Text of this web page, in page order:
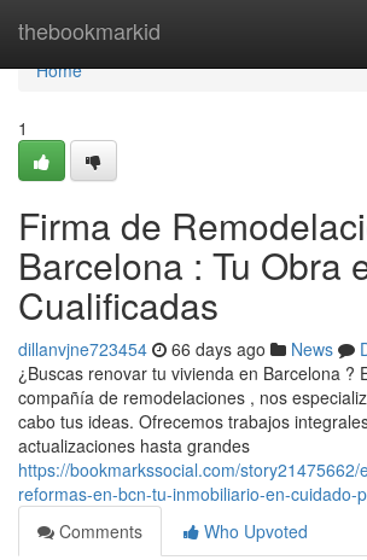
thebookmarkid
Home
Home
1
Firma de
Barcelona : Tu Obra
Cualificadas
dillanvjne723454 66 days ago News
¿Buscas renovar tu vivienda en Barcelona ?
compañía de remodelaciones , nos
cabo tus ideas. Ofrecemos trabajos
actualizaciones hasta grandes
https://bookmarkssocial.com/story21475662/
reformas-en-bcn-tu-inmobiliario-en-cuidado-
Comments
Who Upvoted